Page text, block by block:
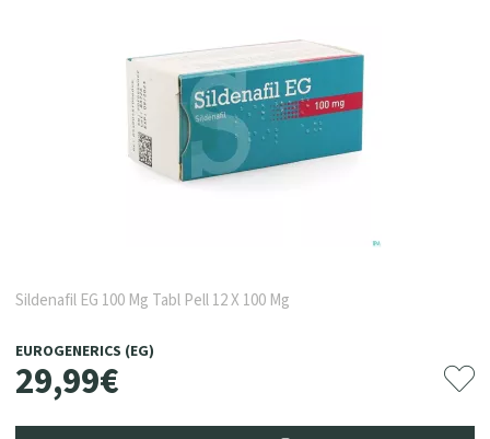
Sildenafil EG 100 Mg Tabl Pell 12 X 100 Mg
EUROGENERICS (EG)
29,99€